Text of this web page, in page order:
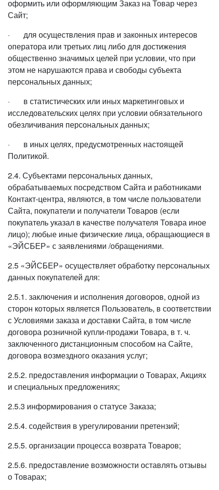
оформить или оформляющим Заказ на Товар через
Сайт;
· для осуществления прав и законных интересов
оператора или третьих лиц либо для достижения
общественно значимых целей при условии, что при
этом не нарушаются права и свободы субъекта
персональных данных;
· в статистических или иных маркетинговых и
исследовательских целях при условии обязательного
обезличивания персональных данных;
· в иных целях, предусмотренных настоящей
Политикой.
2.4. Субъектами персональных данных,
обрабатываемых посредством Сайта и работниками
Контакт-центра, являются, в том числе пользователи
Сайта, покупатели и получатели Товаров (если
покупатель указал в качестве получателя Товара иное
лицо); любые иные физические лица, обращающиеся в
«ЭЙСБЕР» с заявлениями /обращениями.
2.5 «ЭЙСБЕР» осуществляет обработку персональных
данных покупателей для:
2.5.1. заключения и исполнения договоров, одной из
сторон которых является Пользователь, в соответствии
с Условиями заказа и доставки Сайта, в том числе
договора розничной купли-продажи Товара, в т. ч.
заключенного дистанционным способом на Сайте,
договора возмездного оказания услуг;
2.5.2. предоставления информации о Товарах, Акциях
и специальных предложениях;
2.5.3 информирования о статусе Заказа;
2.5.4. содействия в урегулировании претензий;
2.5.5. организации процесса возврата Товаров;
2.5.6. предоставление возможности оставлять отзывы
о Товарах;